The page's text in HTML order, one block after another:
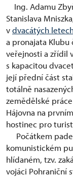
Ing. Adamu
Stanislava
vdvacátých
a pronajata
veřejnosti a zřídil
s kapacitou
její přední část
totálně
zemědělské
Hájovna na
hostinec pro
Počátkem
komunistickém
hlídaném, tzv.
vojáci Pohraniční